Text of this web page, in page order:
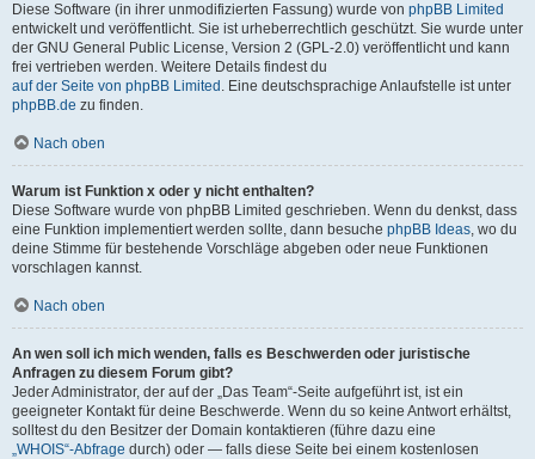
Diese Software (in ihrer unmodifizierten Fassung) wurde von phpBB Limited
entwickelt und veröffentlicht. Sie ist urheberrechtlich geschützt. Sie wurde unter
der GNU General Public License, Version 2 (GPL-2.0) veröffentlicht und kann
frei vertrieben werden. Weitere Details findest du
auf der Seite von phpBB Limited . Eine deutschsprachige Anlaufstelle ist unter
phpBB.de zu finden.
Nach oben
Warum ist Funktion x oder y nicht enthalten?
Diese Software wurde von phpBB Limited geschrieben. Wenn du denkst, dass
eine Funktion implementiert werden sollte, dann besuche phpBB Ideas, wo du
deine Stimme für bestehende Vorschläge abgeben oder neue Funktionen
vorschlagen kannst.
Nach oben
An wen soll ich mich wenden, falls es Beschwerden oder juristische
Anfragen zu diesem Forum gibt?
Jeder Administrator, der auf der „Das Team“-Seite aufgeführt ist, ist ein
geeigneter Kontakt für deine Beschwerde. Wenn du so keine Antwort erhältst,
solltest du den Besitzer der Domain kontaktieren (führe dazu eine
„WHOIS“-Abfrage durch) oder — falls diese Seite bei einem kostenlosen